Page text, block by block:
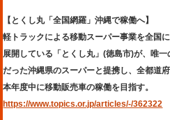
お問合せ
【とくし丸「全国網羅」沖縄で稼働へ】
軽トラックによる移動スーパー事業を全国に
展開している「とくし丸」(徳島市)が、唯一
だった沖縄県のスーパーと提携し、全都道府
本年度中に移動販売車の稼働を目指す。
https://www.topics.or.jp/articles/-/362322